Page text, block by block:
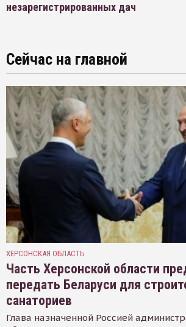
незарегистрированных дач
Сейчас на главной
ХЕРСОНСКАЯ ОБЛАСТЬ
Часть Херсонской области
передать Беларуси для
санаториев
Глава назначенной Россией